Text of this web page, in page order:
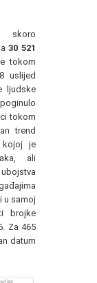
skoro
30 521
tokom
uslijed
ljudske
tokom
trend
kojoj je
ali
u samoj
brojke
Za 465
datum